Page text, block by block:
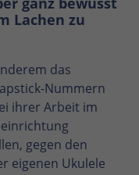
Lachen zu
das
Nummern
ihrer Arbeit im
gegen den
eigenen Ukulele